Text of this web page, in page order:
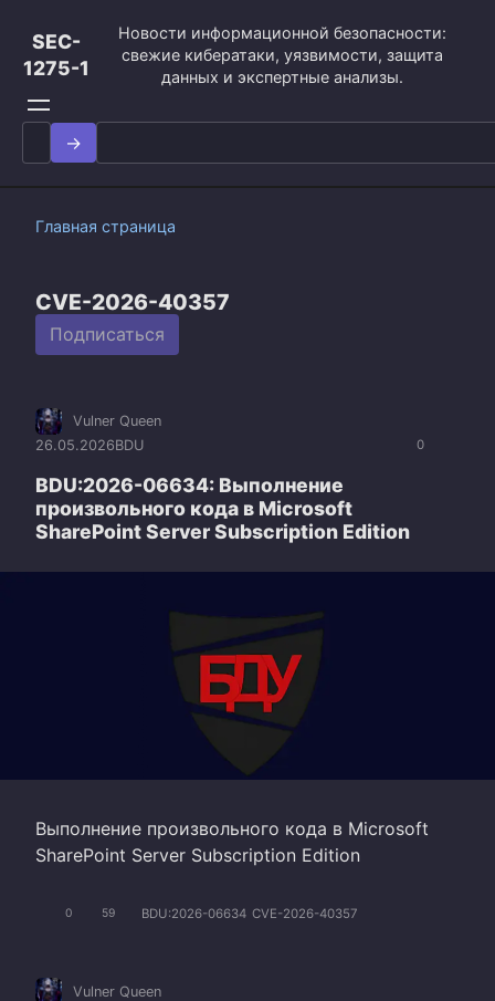
контенту
SEC-
1275-1
Новости информационной безопасности:
свежие кибератаки, уязвимости, защита
данных и экспертные анализы.
Search
for:
Главная страница
CVE-2026-40357
Подписаться
0
Vulner Queen
26.05.2026BDU
BDU:2026-06634: Выполнение
произвольного кода в Microsoft
SharePoint Server Subscription Edition
Выполнение произвольного кода в Microsoft
SharePoint Server Subscription Edition
0 59 BDU:2026-06634 CVE-2026-40357
Vulner Queen